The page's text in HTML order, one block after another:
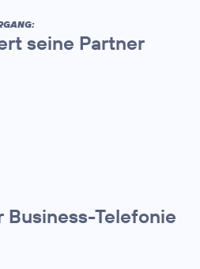
seine Partner
Business-Telefonie